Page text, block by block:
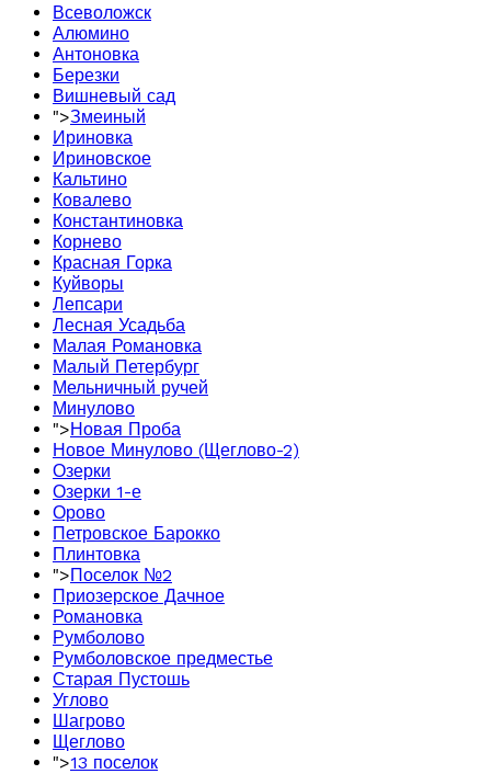
Всеволожск
Алюмино
Антоновка
Березки
Вишневый сад
">Змеиный
Ириновка
Ириновское
Кальтино
Ковалево
Константиновка
Корнево
Красная Горка
Куйворы
Лепсари
Лесная Усадьба
Малая Романовка
Малый Петербург
Мельничный ручей
Минулово
">Новая Проба
Новое Минулово (Щеглово-2)
Озерки
Озерки 1-е
Орово
Петровское Барокко
Плинтовка
">Поселок №2
Приозерское Дачное
Романовка
Румболово
Румболовское предместье
Старая Пустошь
Углово
Шагрово
Щеглово
">13 поселок